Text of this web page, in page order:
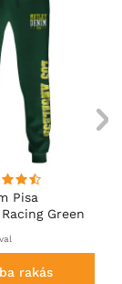
Pisa
Green
rakás